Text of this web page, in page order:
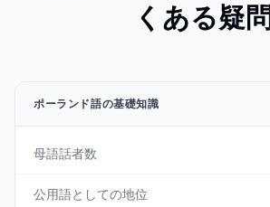
くある疑問
ポーランド語の基礎知識
母語話者数
公用語としての地位